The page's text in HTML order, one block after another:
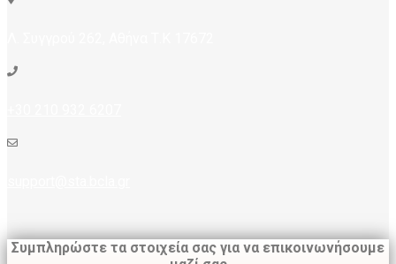
Συμπληρώστε τα στοιχεία σας για να επικοινωνήσουμε